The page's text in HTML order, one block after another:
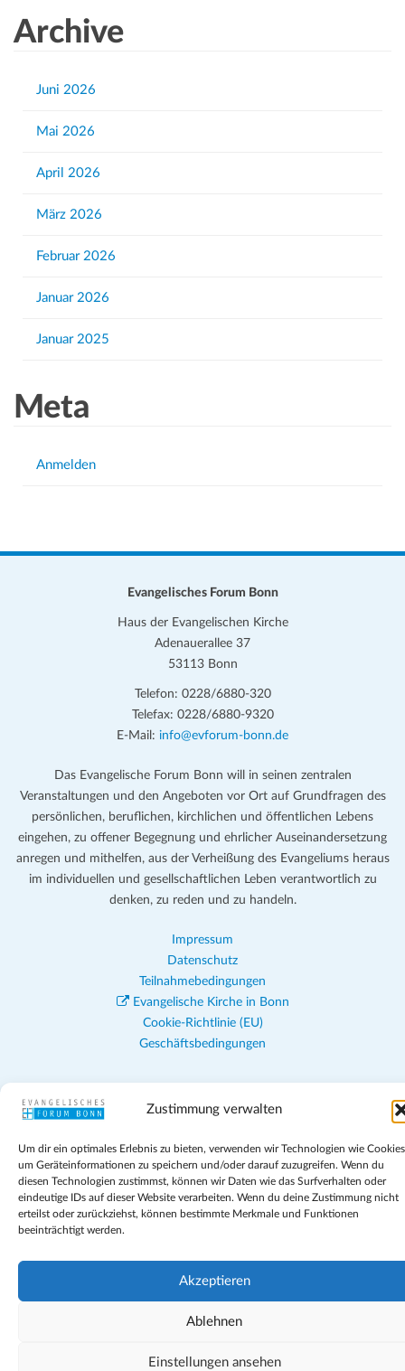
Zustimmung verwalten
Um dir ein optimales Erlebnis zu bieten, verwenden wir Technologien wie
um Geräteinformationen zu speichern und/oder darauf zuzugreifen. Wenn du
diesen Technologien zustimmst, können wir Daten wie das Surfverhalten oder
eindeutige IDs auf dieser Website verarbeiten. Wenn du deine Zustimmung nicht
erteilst oder zurückziehst, können bestimmte Merkmale und Funktionen
beeinträchtigt werden.
Akzeptieren
Ablehnen
Einstellungen ansehen
rArchive
Juni 2026
Mai 2026
April 2026
März 2026
Februar 2026
Januar 2026
Januar 2025
Meta
Anmelden
Evangelisches Forum Bonn
Haus der Evangelischen Kirche
Adenauerallee 37
53113 Bonn
Telefon: 0228/6880-320
Telefax: 0228/6880-9320
E-Mail: info@evforum-bonn.de
Das Evangelische Forum Bonn will in seinen zentralen
Veranstaltungen und den Angeboten vor Ort auf Grundfragen des
persönlichen, beruflichen, kirchlichen und öffentlichen Lebens
eingehen, zu offener Begegnung und ehrlicher Auseinandersetzung
anregen und mithelfen, aus der Verheißung des Evangeliums heraus
im individuellen und gesellschaftlichen Leben verantwortlich zu
denken, zu reden und zu handeln.
Impressum
Datenschutz
Teilnahmebedingungen
Evangelische Kirche in Bonn
Cookie-Richtlinie (EU)
Geschäftsbedingungen